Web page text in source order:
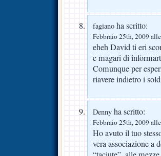
fagiano ha scritto:
Febbraio 25th, 2009
eheh David ti eri
e magari di
Comunque per
riavere indietro i
Denny ha scritto:
Febbraio 25th, 2009
Ho avuto il tuo
vera associazione a